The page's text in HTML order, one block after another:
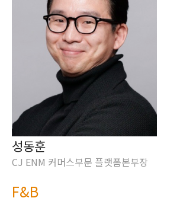
성동훈
CJ ENM 커머스부문 플랫폼본부장
F&B